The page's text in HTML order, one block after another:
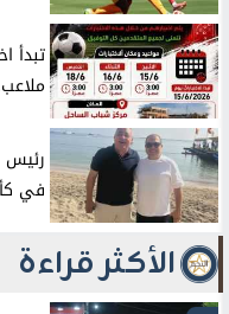
تبدأ
رئيس
في
الأكثر قراءة